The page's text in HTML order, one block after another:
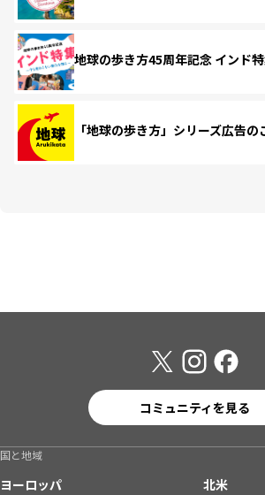
地球の歩き方45周年記念 インド
「地球の歩き方」シリーズ広告の
コミュニティを見る
国と地域
ヨーロッパ
北米